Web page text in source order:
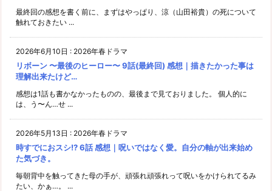
最終回の感想を書く前に、まずはやっぱり、涼（山田裕貴）の死について
触れておきたい ...
2026年6月10日 : 2026年春ドラマ
リボーン 〜最後のヒーロー〜 9話(最終回) 感想｜描きたかった事は
理解出来たけど…
感想は1話も書かなかったものの、最後まで見ておりました。 個人的に
は、う〜ん…せ ...
2026年5月13日 : 2026年春ドラマ
時すでにおスシ!? 6話 感想｜呪いではなく愛。自分の軸が出来始め
た気づき。
毎朝背中を触ってきた母の手が、頑張れ頑張れって呪いをかけられてるみ
たい、かぁ…。 ...